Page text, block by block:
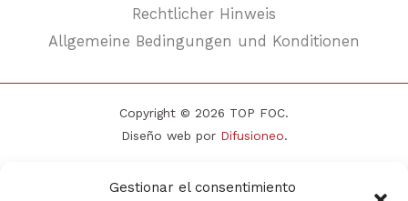
Gestionar el consentimiento
Rechtlicher Hinweis
Allgemeine Bedingungen und Konditionen
Copyright © 2026 TOP FOC.
Diseño web por Difusioneo.